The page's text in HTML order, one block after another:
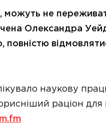
можуть не
Олександра
повністю
наукову працю
раціон для